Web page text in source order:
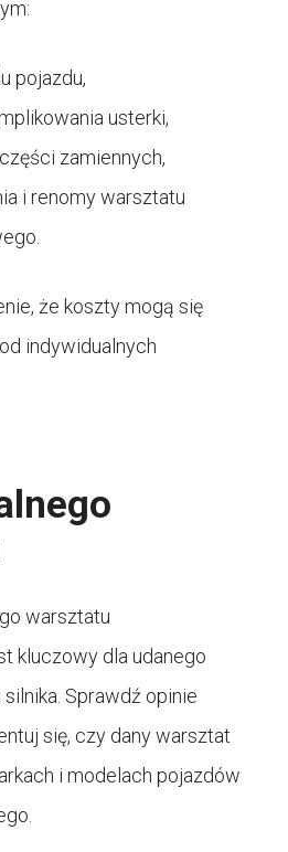
pojazdu,
usterki,
zamiennych,
i renomy warsztatu
że koszty mogą się
indywidualnych
warsztatu
kluczowy dla udanego
Sprawdź opinie
się, czy dany warsztat
i modelach pojazdów